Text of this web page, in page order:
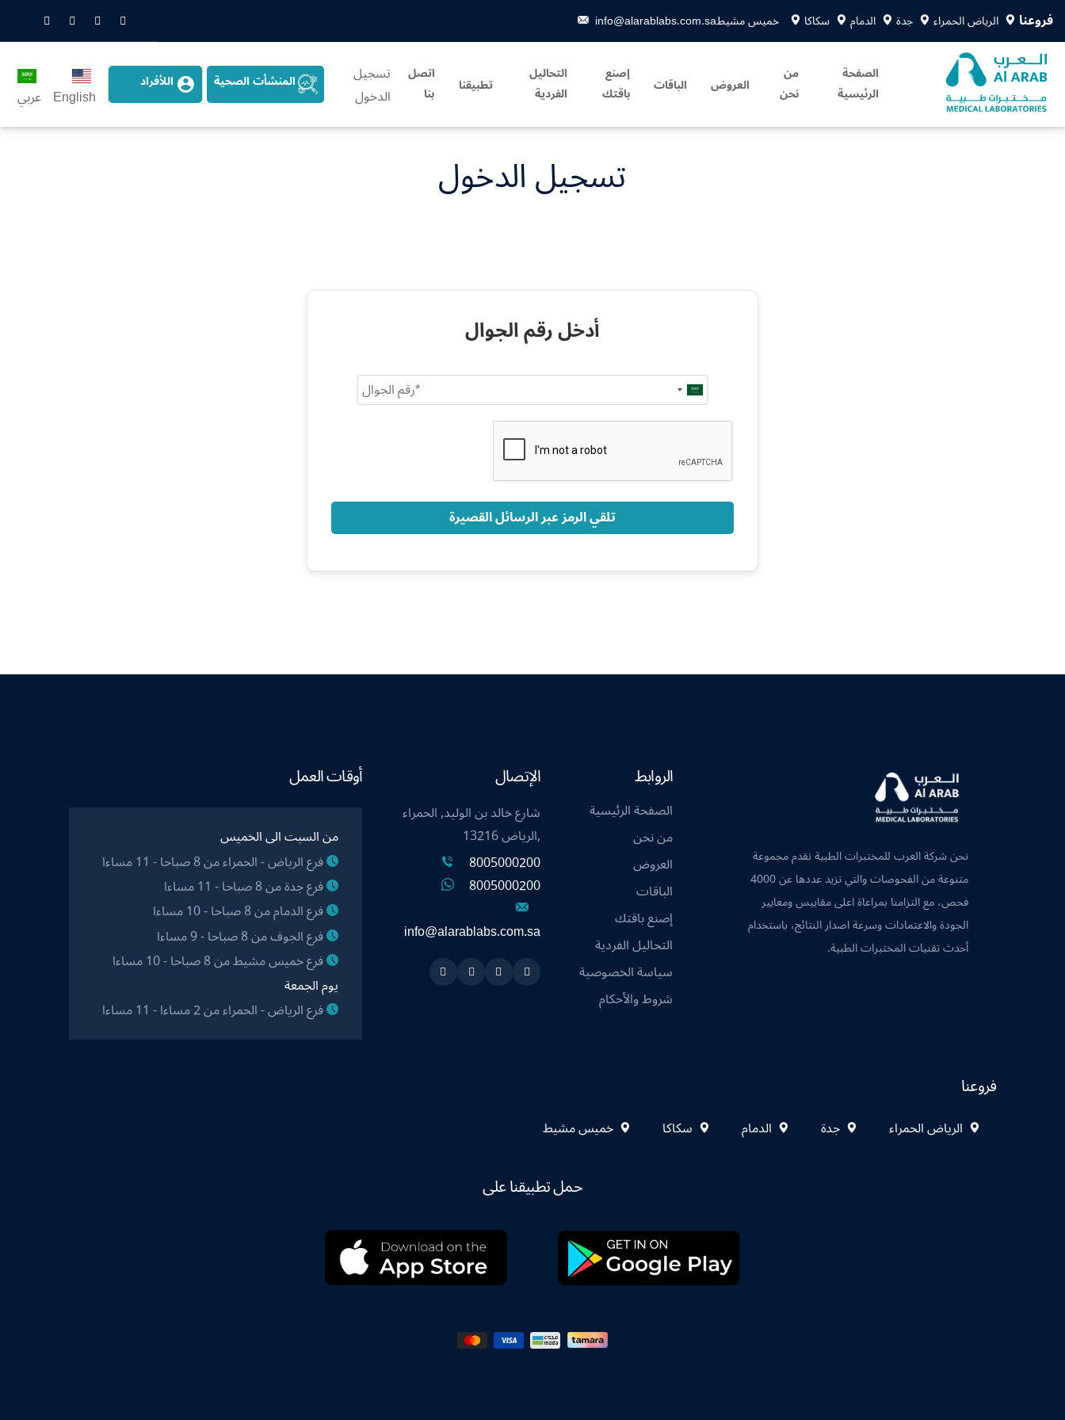
فروعنا الرياض الحمراء جدة الدمام سكاكا خميس مشيطinfo@alarablabs.com.sa
Snapchat
Twitter
LinkedIn
الصفحة
الرئيسية
من
نحن العروض الباقات إصنع
باقتك
التحاليل
الفردية تطبيقنا اتصل
بنا
تسجيل
الدخول
المنشأت الصحية اللأفراد
English عربي
تسجيل الدخول
أدخل رقم الجوال
Saudi
Arabia
تلقي الرمز عبر الرسائل القصيرة
نحن شركة العرب للمختبرات الطبية نقدم مجموعة
متنوعة من الفحوصات والتي تزيد عددها عن 4000
فحص، مع التزامنا بمراعاة اعلى مقاييس ومعايير
الجودة والاعتمادات وسرعة اصدار النتائج، باستخدام
أحدث تقنيات المختبرات الطبية.
الروابط
الصفحة الرئيسية
من نحن
العروض
الباقات
إصنع باقتك
التحاليل الفردية
سياسة الخصوصية
شروط والأحكام
الإتصال
شارع خالد بن الوليد, الحمراء
,الرياض 13216
8005000200
8005000200
info@alarablabs.com.sa
Snapchat
Twitter
Linkedin
Instagram
أوقات العمل
من السبت الى الخميس
فرع الرياض - الحمراء من 8 صباحا - 11 مساءا
فرع جدة من 8 صباحا - 11 مساءا
فرع الدمام من 8 صباحا - 10 مساءا
فرع الجوف من 8 صباحا - 9 مساءا
فرع خميس مشيط من 8 صباحا - 10 مساءا
يوم الجمعة
فرع الرياض - الحمراء من 2 مساءا - 11 مساءا
فروعنا
الرياض الحمراء جدة الدمام سكاكا خميس مشيط
حمل تطبيقنا على